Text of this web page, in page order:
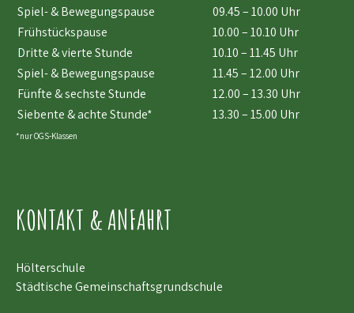
Spiel- & Bewegungspause
09.45 – 10.00 Uhr
Frühstückspause
10.00 – 10.10 Uhr
Dritte & vierte Stunde
10.10 – 11.45 Uhr
Spiel- & Bewegungspause
11.45 – 12.00 Uhr
Fünfte & sechste Stunde
12.00 – 13.30 Uhr
Siebente & achte Stunde*
13.30 – 15.00 Uhr
*nur OGS-Klassen
KONTAKT & ANFAHRT
Hölterschule
Städtische Gemeinschaftsgrundschule